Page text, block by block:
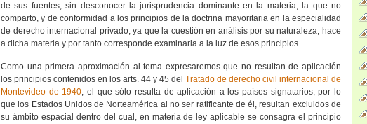
de sus fuentes, sin desconocer la jurisprudencia dominante en la materia, la que no
comparto, y de conformidad a los principios de la doctrina mayoritaria en la especialidad
de derecho internacional privado, ya que la cuestión en análisis por su naturaleza, hace
a dicha materia y por tanto corresponde examinarla a la luz de esos principios.
Como una primera aproximación al tema expresaremos que no resultan de aplicación
los principios contenidos en los arts. 44 y 45 del Tratado de derecho civil internacional de
Montevideo de 1940, el que sólo resulta de aplicación a los países signatarios, por lo
que los Estados Unidos de Norteamérica al no ser ratificante de él, resultan excluidos de
su ámbito espacial dentro del cual, en materia de ley aplicable se consagra el principio